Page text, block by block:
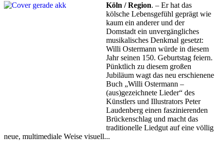
Köln / Region. – Er hat das
kölsche Lebensgefühl geprägt wie
kaum ein anderer und der
Domstadt ein unvergängliches
musikalisches Denkmal gesetzt:
Willi Ostermann würde in diesem
Jahr seinen 150. Geburtstag feiern.
Pünktlich zu diesem großen
Jubiläum wagt das neu erschienene
Buch „Willi Ostermann –
(aus)gezeichnete Lieder“ des
Künstlers und Illustrators Peter
Laudenberg einen faszinierenden
Brückenschlag und macht das
traditionelle Liedgut auf eine völlig
neue, multimediale Weise visuell...